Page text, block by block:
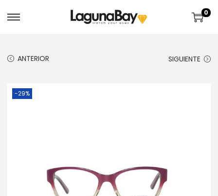
0
ANTERIOR SIGUIENTE
-29%